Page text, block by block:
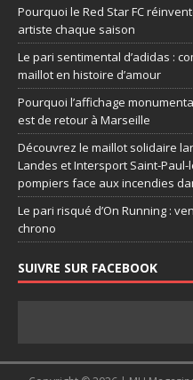
Pourquoi le Red Star FC
artiste chaque saison
Le pari sentimental d’adidas :
maillot en histoire d’amour
Pourquoi l’affichage
est de retour à Marseille
Découvrez le maillot solidaire
Landes et Intersport Saint-
pompiers face aux incendies
Le pari risqué d’On Running :
chrono
SUIVRE SUR FACEBOOK